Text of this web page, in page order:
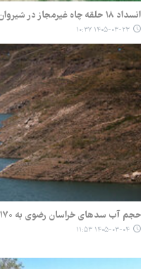
انسداد ۱۸ حلقه چاه غیرمجاز در شیروان
۱۴۰۵-۰۳-۲۳ ۱۰:۳۷
حجم آب سدهای خراسان رضوی به ۱۷۰ میلیون مترمکعب رسید
۱۴۰۵-۰۳-۰۴ ۱۱:۵۳